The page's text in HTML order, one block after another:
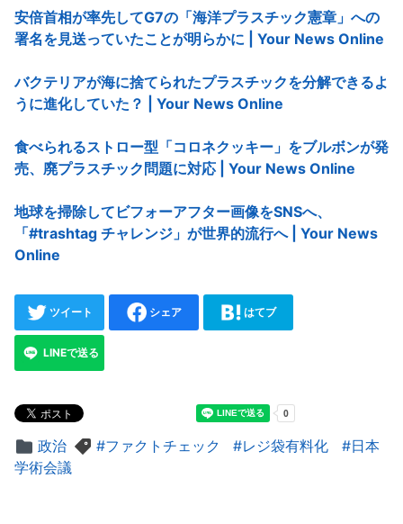
安倍首相が率先してG7の「海洋プラスチック憲章」への
署名を見送っていたことが明らかに | Your News Online
バクテリアが海に捨てられたプラスチックを分解できるよ
うに進化していた？ | Your News Online
食べられるストロー型「コロネクッキー」をブルボンが発
売、廃プラスチック問題に対応 | Your News Online
地球を掃除してビフォーアフター画像をSNSへ、
「#trashtag チャレンジ」が世界的流行へ | Your News
Online
ツイート シェア はてブ
LINEで送る
政治 ファクトチェック レジ袋有料化
日本
学術会議